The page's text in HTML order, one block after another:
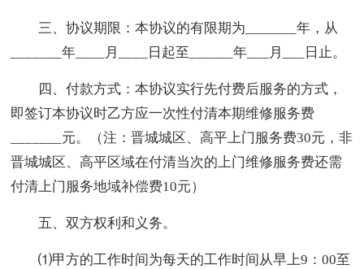
三、协议期限：本协议的有限期为_______年，从
_______年____月____日起至______年___月___日止。
四、付款方式：本协议实行先付费后服务的方式，
即签订本协议时乙方应一次性付清本期维修服务费
_______元。（注：晋城城区、高平上门服务费30元，非
晋城城区、高平区域在付清当次的上门维修服务费还需
付清上门服务地域补偿费10元）
五、双方权利和义务。
⑴甲方的工作时间为每天的工作时间从早上9：00至